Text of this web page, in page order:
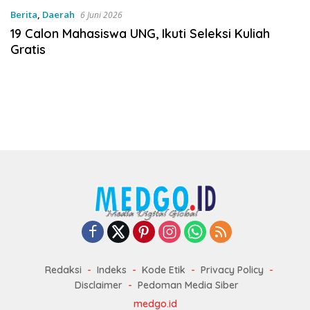
Berita, Daerah 6 Juni 2026
19 Calon Mahasiswa UNG, Ikuti Seleksi Kuliah
Gratis
Redaksi Indeks Kode Etik
Privacy Policy
Disclaimer
Pedoman Media Siber
medgo.id